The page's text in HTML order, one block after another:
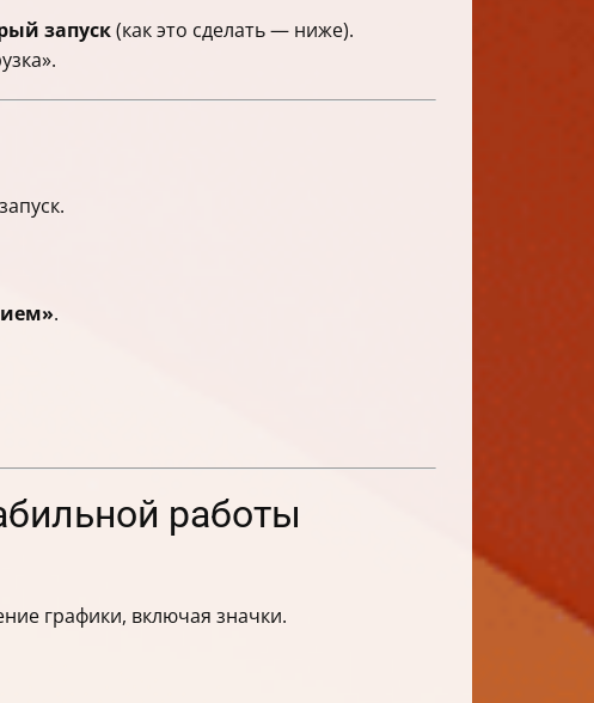
запуск(как это сделать — ниже).
.
работы
графики, включая значки.